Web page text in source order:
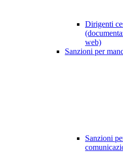
Dirigenti
web)
Sanzioni per
Sanzioni